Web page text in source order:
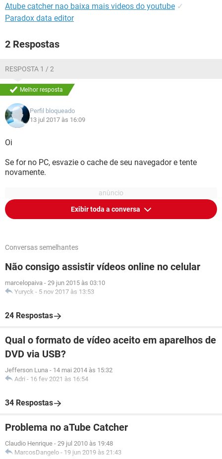
Atube catcher nao baixa mais videos do youtube ✓
Paradox data editor
2 Respostas
RESPOSTA 1 / 2
Melhor resposta
Perfil bloqueado
13 jul 2017 às 16:09
Oi
Se for no PC, esvazie o cache de seu navegador e tente
novamente.
Exibir toda a conversa
Conversas semelhantes
Não consigo assistir vídeos online no celular
marcelopaiva - 29 jun 2015 às 03:10
Yuryck - 5 nov 2017 às 13:53
24 Respostas
Qual o formato de vídeo aceito em aparelhos de
DVD via USB?
Jefferson Luna - 14 mai 2014 às 15:32
Adri - 16 fev 2021 às 16:54
34 Respostas
Problema no aTube Catcher
Claudio Henrique - 29 jul 2010 às 19:48
MarcosDangelo - 19 jun 2019 às 21:43